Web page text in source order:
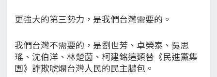
更強大的第三勢力，是我們台灣需要的。
我們台灣不需要的，是劉世芳、卓榮泰、吳思
瑤、沈伯洋、林楚茵、柯建銘這類替《民進黨集
團》詐欺唬爛台灣人民的民主膿包。